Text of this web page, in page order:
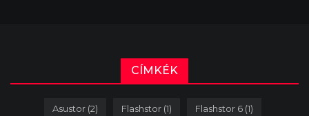
CÍMKÉK
Asustor(2) Flashstor(1) Flashstor 6(1)